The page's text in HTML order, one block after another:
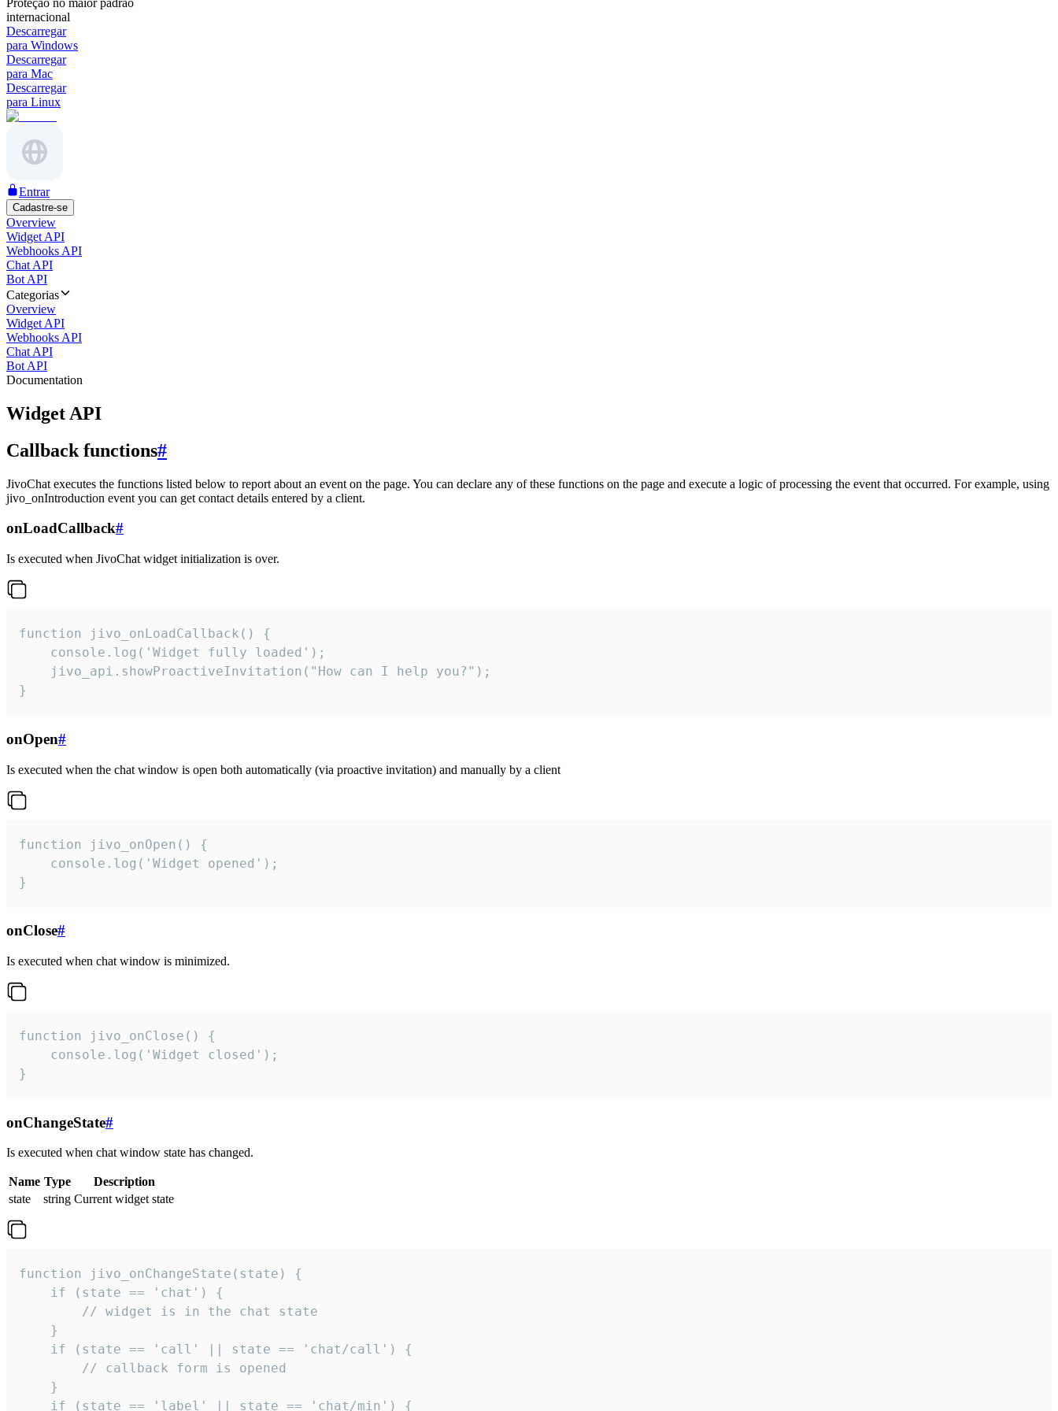
Proteção no maior padrão
internacional
Descarregar
para Windows
Descarregar
para Mac
Descarregar
para Linux
Entrar
Cadastre-se
Overview
Widget API
Webhooks API
Chat API
Bot API
Categorias
Overview
Widget API
Webhooks API
Chat API
Bot API
Documentation
Widget API
Callback functions#
JivoChat executes the functions listed below to report about an event on the page. You can declare any of these functions on the page and execute a logic of processing the event that occurred. For example, using
jivo_onIntroduction event you can get contact details entered by a client.
onLoadCallback#
Is executed when JivoChat widget initialization is over.
function jivo_onLoadCallback() {
    console.log('Widget fully loaded');
    jivo_api.showProactiveInvitation("How can I help you?");
}
onOpen#
Is executed when the chat window is open both automatically (via proactive invitation) and manually by a client
function jivo_onOpen() {
    console.log('Widget opened');
}
onClose#
Is executed when chat window is minimized.
function jivo_onClose() {
    console.log('Widget closed');
}
onChangeState#
Is executed when chat window state has changed.
Name Type
Description
state
string Current widget state
function jivo_onChangeState(state) {
    if (state == 'chat') {
        // widget is in the chat state
    }
    if (state == 'call' || state == 'chat/call') {
        // callback form is opened
    }
    if (state == 'label' || state == 'chat/min') {